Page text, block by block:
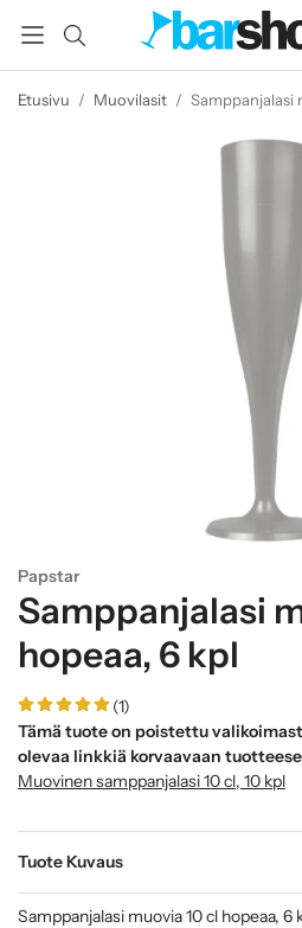
Etusivu / Muovilasit / Samppanjalasi
Papstar
Samppanjalasi
hopeaa, 6 kpl
(1)
Tämä tuote on poistettu
olevaa linkkiä korvaavaan
Muovinen samppanjalasi 10 cl, 10 kpl
Tuote Kuvaus
Samppanjalasi muovia 10 cl hopeaa,